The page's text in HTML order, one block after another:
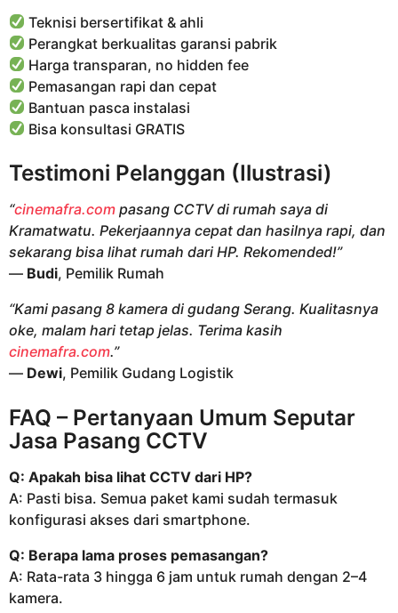
Teknisi bersertifikat & ahli
Perangkat berkualitas garansi pabrik
Harga transparan, no hidden fee
Pemasangan rapi dan cepat
Bantuan pasca instalasi
Bisa konsultasi GRATIS
Testimoni Pelanggan (Ilustrasi)
“cinemafra.com pasang CCTV di rumah saya di
Kramatwatu. Pekerjaannya cepat dan hasilnya rapi, dan
sekarang bisa lihat rumah dari HP. Rekomended!”
— Budi, Pemilik Rumah
“Kami pasang 8 kamera di gudang Serang. Kualitasnya
oke, malam hari tetap jelas. Terima kasih
cinemafra.com.”
— Dewi, Pemilik Gudang Logistik
FAQ – Pertanyaan Umum Seputar
Jasa Pasang CCTV
Q: Apakah bisa lihat CCTV dari HP?
A: Pasti bisa. Semua paket kami sudah termasuk
konfigurasi akses dari smartphone.
Q: Berapa lama proses pemasangan?
A: Rata-rata 3 hingga 6 jam untuk rumah dengan 2–4
kamera.